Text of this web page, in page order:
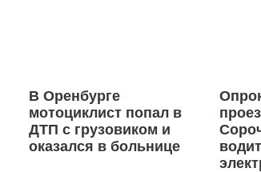
В Оренбурге
мотоциклист попал в
ДТП с грузовиком и
оказался в больнице